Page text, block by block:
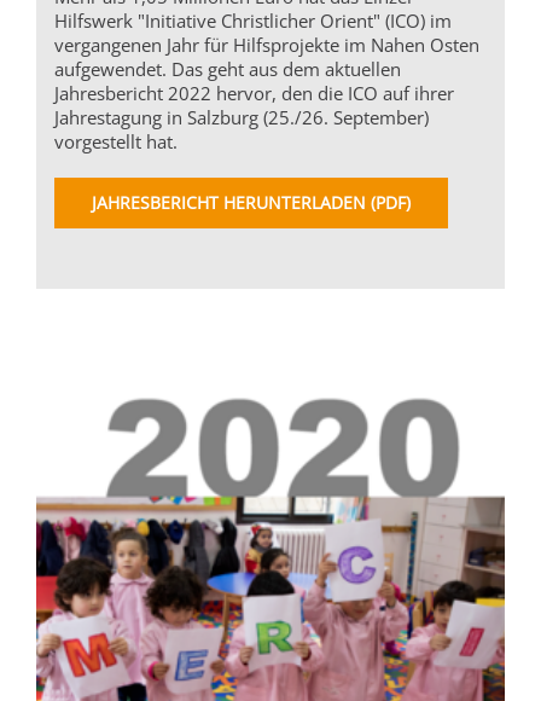
Hilfswerk "Initiative Christlicher Orient" (ICO) im
vergangenen Jahr für Hilfsprojekte im Nahen Osten
aufgewendet. Das geht aus dem aktuellen
Jahresbericht 2022 hervor, den die ICO auf ihrer
Jahrestagung in Salzburg (25./26. September)
vorgestellt hat.
JAHRESBERICHT HERUNTERLADEN (PDF)